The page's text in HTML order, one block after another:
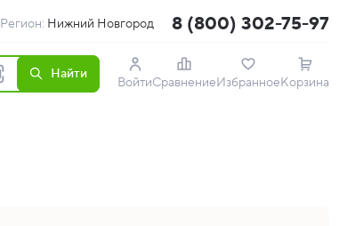
Регион: Нижний Новгород 8 (800) 302-75-97
Найти
ВойтиСравнениеИзбранноеКорзина